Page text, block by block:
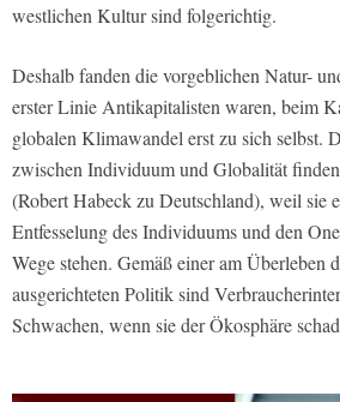
westlichen Kultur sind folgerichtig.
Deshalb fanden die vorgeblichen Natur-
erster Linie Antikapitalisten waren, beim
globalen Klimawandel erst zu sich selbst.
zwischen Individuum und Globalität
(Robert Habeck zu Deutschland), weil sie
Entfesselung des Individuums und den
Wege stehen. Gemäß einer am Überleben
ausgerichteten Politik sind
Schwachen, wenn sie der Ökosphäre